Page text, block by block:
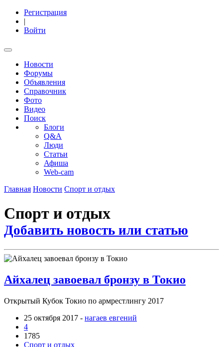
Регистрация
|
Войти
Новости
Форумы
Объявления
Справочник
Фото
Видео
Поиск
Блоги
Q&A
Люди
Статьи
Афиша
Web-cam
Главная Новости Спорт и отдых
Спорт и отдых
Добавить новость или статью
Айхалец завоевал бронзу в Токио
Открытый Кубок Токио по армрестлингу 2017
25 октября 2017 - нагаев евгений
4
1785
Спорт и отдых